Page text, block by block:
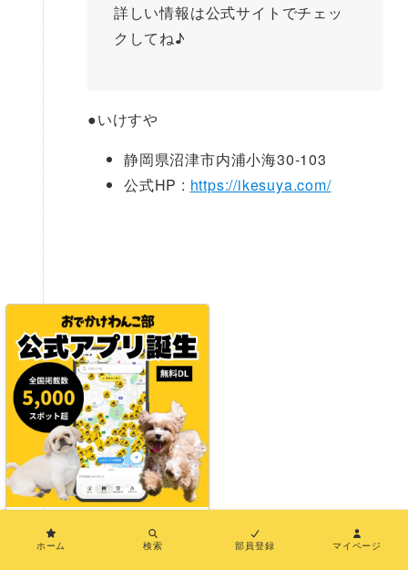
詳しい情報は公式サイトでチェッ
クしてね♪
●いけすや
静岡県沼津市内浦小海30-103
公式HP : https://ikesuya.com/
ホーム 検索 部員登録 マイページ